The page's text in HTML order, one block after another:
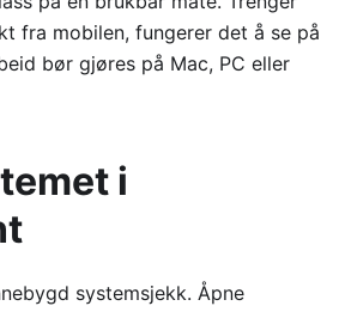
fra mobilen, fungerer det å se på
bør gjøres på Mac, PC eller
i
systemsjekk. Åpne